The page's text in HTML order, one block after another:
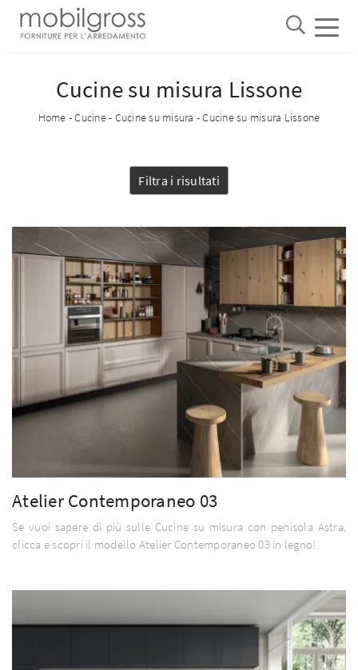
Cucine su misura Lissone
Home -Cucine- Cucine su misura -Cucine su misura Lissone
Filtra i risultati
Atelier Contemporaneo 03
Se vuoi sapere di più sulle Cucine su misura con penisola Astra,
clicca e scopri il modello Atelier Contemporaneo 03 in legno!